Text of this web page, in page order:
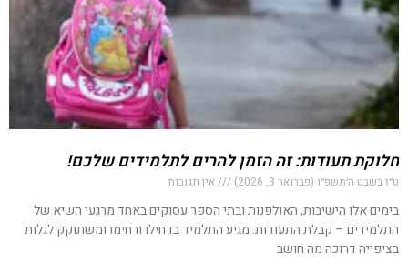
חלוקת תעודות: זה הזמן להרים לתלמידים שלכם!
ט״ז בשבט ה׳תשפ״ו (פברואר 3, 2026) אין תגובות
בימים אלו הישיבות, האולפנות ובתי הספר עסוקים באחד מרגעי השיא של
התלמידים – קבלת התעודות. מגיע התלמיד בדחילו ורחימו ומשתוקק לגלות
בציפייה דרוכה מה חושב